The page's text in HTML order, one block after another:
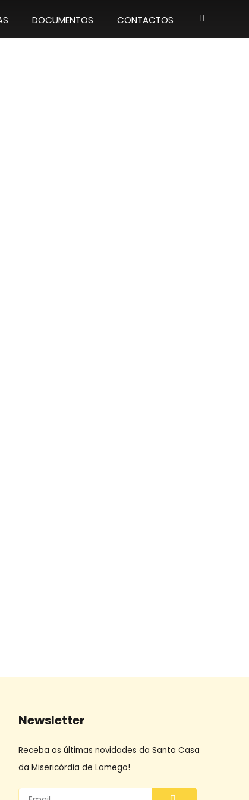
DOCUMENTOS CONTACTOS
Newsletter
Receba as últimas novidades da Santa Casa
da Misericórdia de Lamego!